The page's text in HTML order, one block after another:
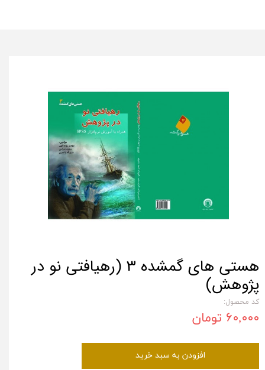
هستی های گمشده 3 (رهیافتی نو در
پژوهش)
کد محصول:
۶۰,۰۰۰ تومان
افزودن به سبد خرید